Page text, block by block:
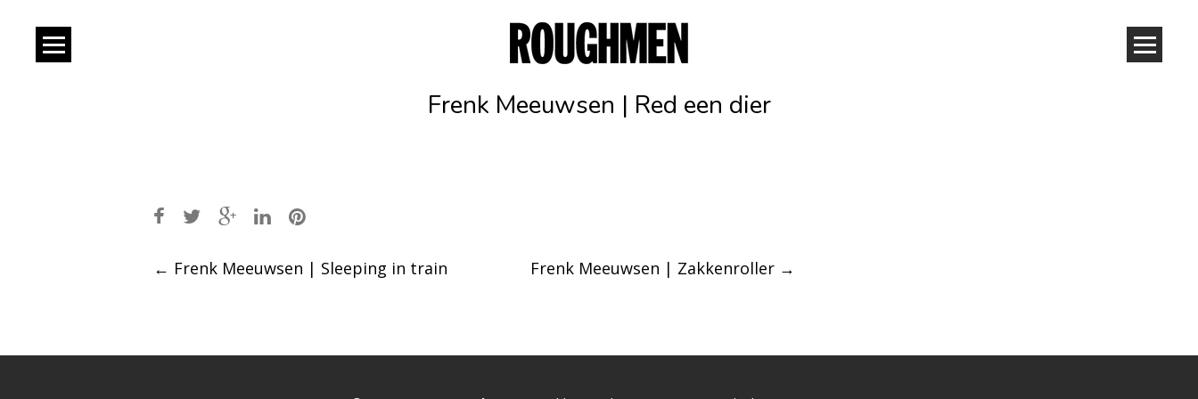
Frenk Meeuwsen | Red een dier
Post
← Frenk Meeuwsen | Sleeping in train Frenk Meeuwsen | Zakkenroller →